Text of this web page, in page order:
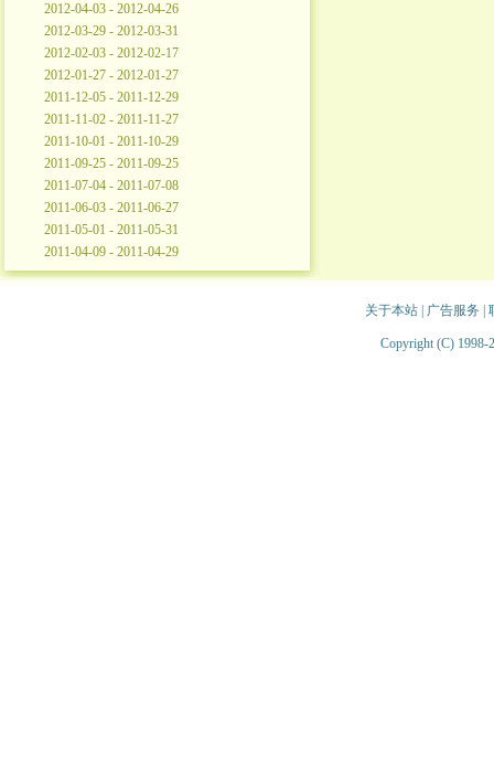
2012-04-03 - 2012-04-26
2012-03-29 - 2012-03-31
2012-02-03 - 2012-02-17
2012-01-27 - 2012-01-27
2011-12-05 - 2011-12-29
2011-11-02 - 2011-11-27
2011-10-01 - 2011-10-29
2011-09-25 - 2011-09-25
2011-07-04 - 2011-07-08
2011-06-03 - 2011-06-27
2011-05-01 - 2011-05-31
2011-04-09 - 2011-04-29
关于本站| 广告服务
Copyright (C) 1998-